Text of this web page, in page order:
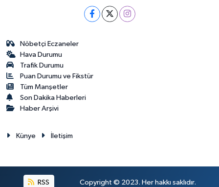
Nöbetçi Eczaneler
Hava Durumu
Trafik Durumu
Puan Durumu ve Fikstür
Tüm Manşetler
Son Dakika Haberleri
Haber Arşivi
Künye İletişim
RSS Copyright © 2023. Her hakkı saklıdır.